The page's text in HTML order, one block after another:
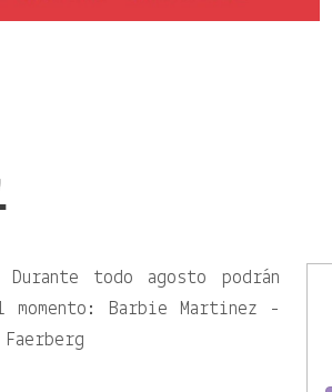
todo agosto podrán
Barbie Martinez -